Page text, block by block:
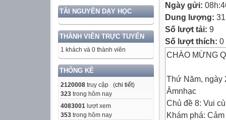
TÀI NGUYÊN DẠY HỌC
THÀNH VIÊN TRỰC TUYẾN
1 khách và 0 thành viên
THỐNG KÊ
2120008 truy cập (chi tiết)
323 trong hôm nay
4083001 lượt xem
353 trong hôm nay
Ngày gửi:
Dung lượng:
Số lượt tải: 9
Số lượt thích: 0
CHÀO MỪNG
Thứ Năm, ngày
Âmnhạc
Chủ đề 8: Vui
Khám phá: